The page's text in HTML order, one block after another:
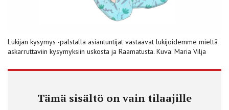
Lukijan kysymys -palstalla asiantuntijat vastaavat lukijoidemme mieltä
askarruttaviin kysymyksiin uskosta ja Raamatusta. Kuva: Maria Vilja
Tämä sisältö on vain tilaajille